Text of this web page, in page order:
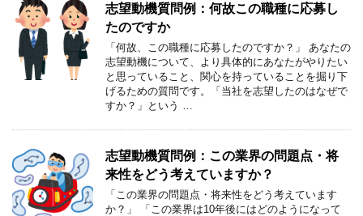
志望動機質問例：何故この職種に応募し
たのですか
「何故、この職種に応募したのですか？」 あなたの
志望動機について、より具体的にあなたがやりたい
と思っていること、関心を持っていることを掘り下
げるための質問です。「当社を志望したのはなぜで
すか？」という …
志望動機質問例：この業界の問題点・将
来性をどう考えていますか？
「この業界の問題点・将来性をどう考えています
か？」 「この業界は10年後にはどのようになって